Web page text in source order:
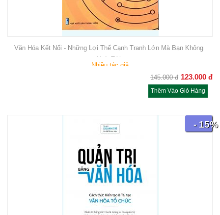
Văn Hóa Kết Nối - Những Lợi Thế Cạnh Tranh Lớn Mà Bạn Không
Ngờ Tới
Nhiều tác giả
145.000 đ 123.000 đ
Thêm Vào Giỏ Hàng
- 15%